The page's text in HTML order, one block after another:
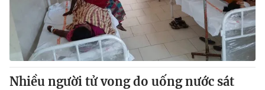
Sản phẩm
Thị trường
Tư vấn
Lịch phát sóng
Chuyên mục khác
Nhiều người tử vong do uống nước sát